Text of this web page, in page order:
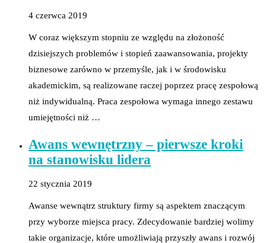
4 czerwca 2019
W coraz większym stopniu ze względu na złożoność
dzisiejszych problemów i stopień zaawansowania, projekty
biznesowe zarówno w przemyśle, jak i w środowisku
akademickim, są realizowane raczej poprzez pracę zespołową
niż indywidualną. Praca zespołowa wymaga innego zestawu
umiejętności niż …
Awans wewnętrzny – pierwsze kroki
na stanowisku lidera
22 stycznia 2019
Awanse wewnątrz struktury firmy są aspektem znaczącym
przy wyborze miejsca pracy. Zdecydowanie bardziej wolimy
takie organizacje, które umożliwiają przyszły awans i rozwój